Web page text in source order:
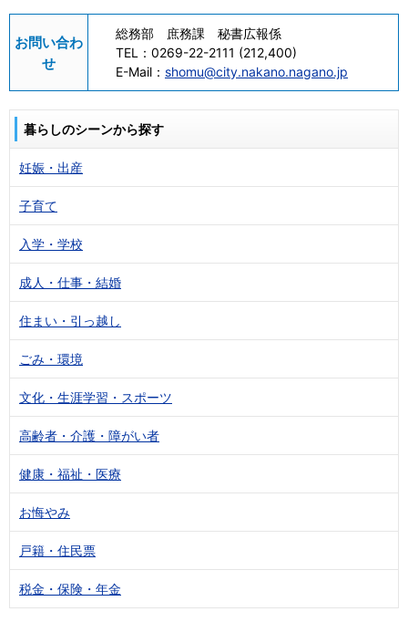
お問い合わ
せ
総務部 庶務課 秘書広報係
TEL： 0269-22-2111 (212,400)
E-Mail： shomu@city.nakano.nagano.jp
暮らしのシーンから探す
妊娠・出産
子育て
入学・学校
成人・仕事・結婚
住まい・引っ越し
ごみ・環境
文化・生涯学習・スポーツ
高齢者・介護・障がい者
健康・福祉・医療
お悔やみ
戸籍・住民票
税金・保険・年金